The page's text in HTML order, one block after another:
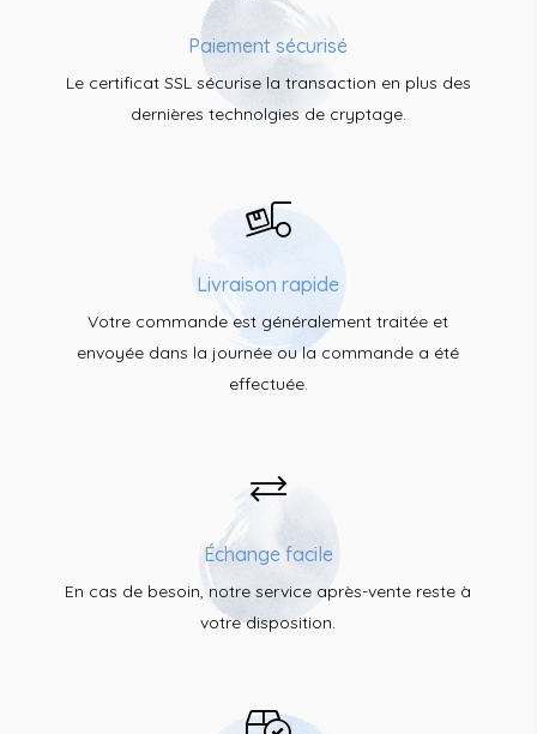
Paiement sécurisé
Le certificat SSL sécurise la transaction en plus des
dernières technolgies de cryptage.
Livraison rapide
Votre commande est généralement traitée et
envoyée dans la journée ou la commande a été
effectuée.
Échange facile
En cas de besoin, notre service après-vente reste à
votre disposition.